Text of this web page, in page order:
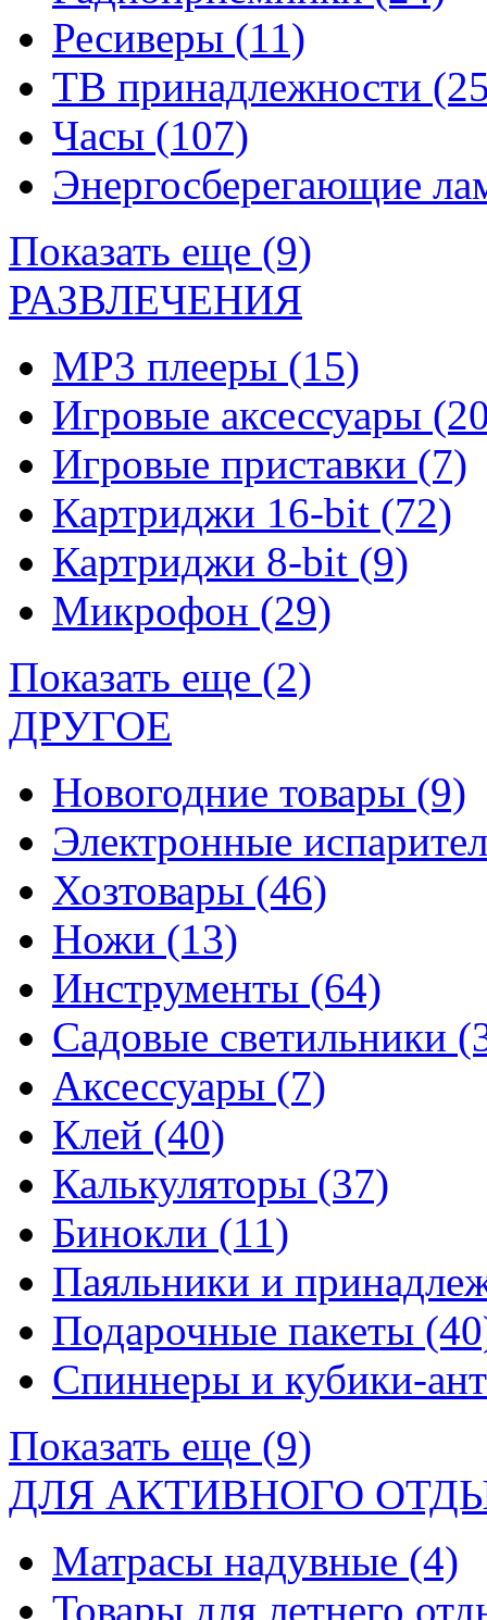
Ресиверы (11)
ТВ принадлежности
Часы (107)
Энергосберегающие
Показать еще (9)
РАЗВЛЕЧЕНИЯ
MP3 плееры (15)
Игровые аксессуары
Игровые приставки (7)
Картриджи 16-bit (72)
Картриджи 8-bit (9)
Микрофон (29)
Показать еще (2)
ДРУГОЕ
Новогодние товары (9)
Электронные
Хозтовары (46)
Ножи (13)
Инструменты (64)
Садовые светильники
Аксессуары (7)
Клей (40)
Калькуляторы (37)
Бинокли (11)
Паяльники и
Подарочные пакеты
Спиннеры и кубики-
Показать еще (9)
ДЛЯ АКТИВНОГО
Матрасы надувные (4)
Товары для летнего